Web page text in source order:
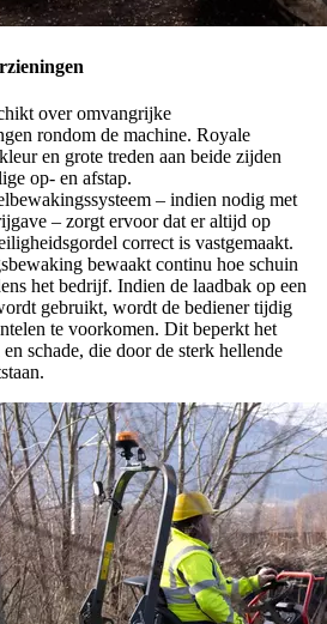
over omvangrijke
rondom de machine. Royale
en grote treden aan beide zijden
op- en afstap.
– indien nodig met
– zorgt ervoor dat er altijd op
correct is vastgemaakt.
bewaakt continu hoe schuin
het bedrijf. Indien de laadbak op een
gebruikt, wordt de bediener tijdig
te voorkomen. Dit beperkt het
schade, die door de sterk hellende